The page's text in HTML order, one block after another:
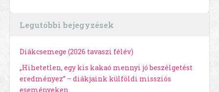
Legutóbbi bejegyzések
Diákcsemege (2026 tavaszi félév)
„Hihetetlen, egy kis kakaó mennyi jó beszélgetést
eredményez” – diákjaink külföldi missziós
eseményeken